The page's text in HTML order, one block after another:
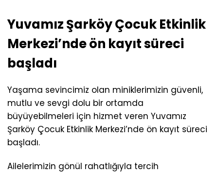
Yuvamız Şarköy Çocuk Etkinlik
Merkezi’nde ön kayıt süreci
başladı
Yaşama sevincimiz olan miniklerimizin güvenli,
mutlu ve sevgi dolu bir ortamda
büyüyebilmeleri için hizmet veren Yuvamız
Şarköy Çocuk Etkinlik Merkezi’nde ön kayıt süreci
başladı.
Ailelerimizin gönül rahatlığıyla tercih